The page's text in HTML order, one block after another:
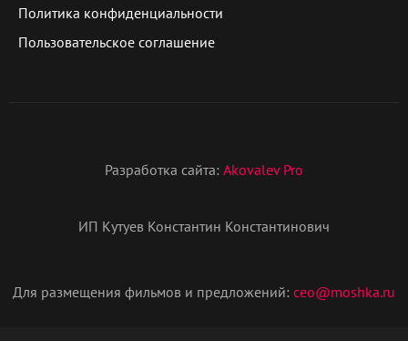
Политика конфиденциальности
Пользовательское соглашение
Разработка сайта: Akovalev Pro
ИП Кутуев Константин Константинович
Для размещения фильмов и предложений: ceo@moshka.ru